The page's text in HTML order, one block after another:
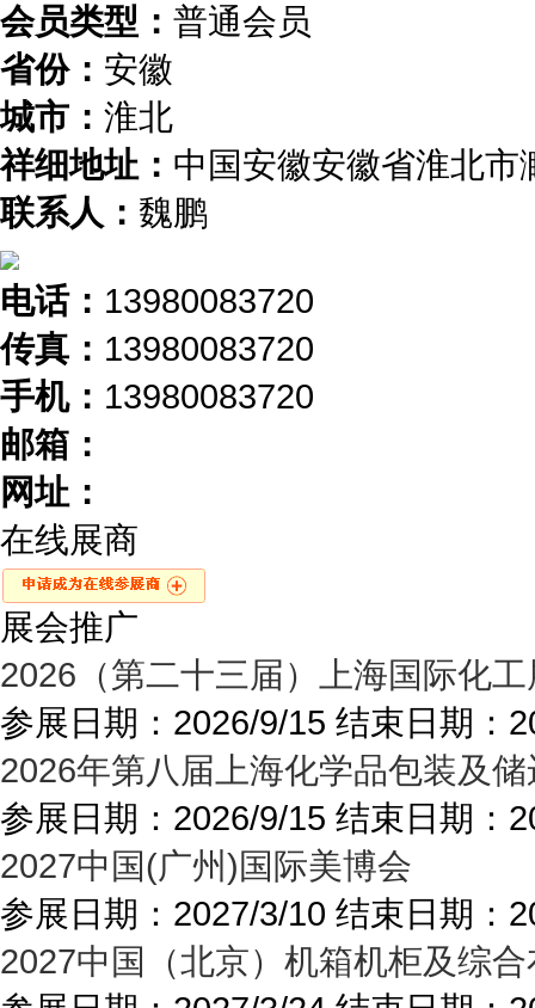
会员类型： 普通会员
省份： 安徽
城市： 淮北
祥细地址： 中国安徽安徽省淮北
联系人： 魏鹏
电话： 13980083720
传真： 13980083720
手机： 13980083720
邮箱：
网址：
在线展商
展会推广
2026（第二十三届）上海国际化
参展日期： 2026/9/15 结束日期：
2026年第八届上海化学品包装及
参展日期： 2026/9/15 结束日期：
2027中国(广州)国际美博会
参展日期： 2027/3/10 结束日期：
2027中国（北京）机箱机柜及综